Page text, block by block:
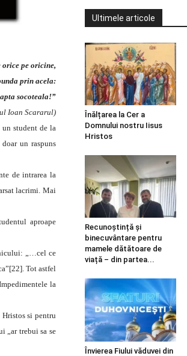
pe oricine,
prin acela:
socoteala!”
Ioan Scararul)
un student de la
un raspuns
de intrarea la
lacrimi. Mai
aproape
„…cel ce
Tot astfel
la
si pentru
„ar trebui sa se
Ultimele articole
Înălțarea la Cer a
Domnului nostru Iisus
Hristos
Recunoștință și
binecuvântare pentru
mamele dătătoare de
viață – din partea...
Învierea Fiului văduvei din